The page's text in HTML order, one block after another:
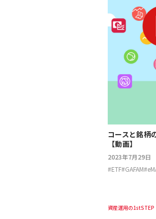
コースと銘柄
【動画】
2023年7月29日
#ETF#GAFAM#
資産運用の1stSTEP